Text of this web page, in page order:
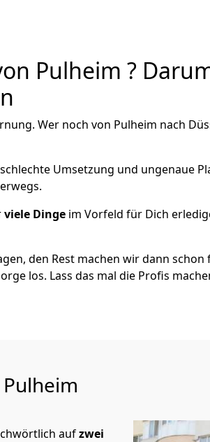
Pulheim ?
Wer noch von Pulheim nach
Umsetzung und ungenaue
viele Dinge im Vorfeld für Dich
den Rest machen wir dann
los. Lass das mal die Profis
aufzwei